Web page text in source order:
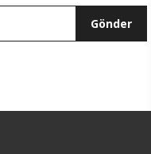
Gönder